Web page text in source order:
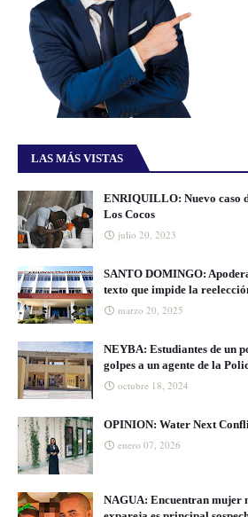
LAS MÁS VISTAS
ENRIQUILLO: Nuevo caso
Los Cocos
julio 20, 2023
SANTO DOMINGO:
texto que impide la
marzo 20, 2025
NEYBA: Estudiantes de un
golpes a un agente de la
octubre 18, 2024
OPINION: Water Next
enero 07, 2026
NAGUA: Encuentran mujer